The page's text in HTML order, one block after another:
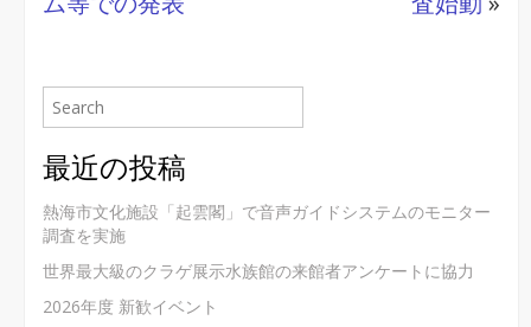
最近の投稿
熱海市文化施設「起雲閣」で音声ガイドシステムのモニター
調査を実施
世界最大級のクラゲ展示水族館の来館者アンケートに協力
2026年度 新歓イベント